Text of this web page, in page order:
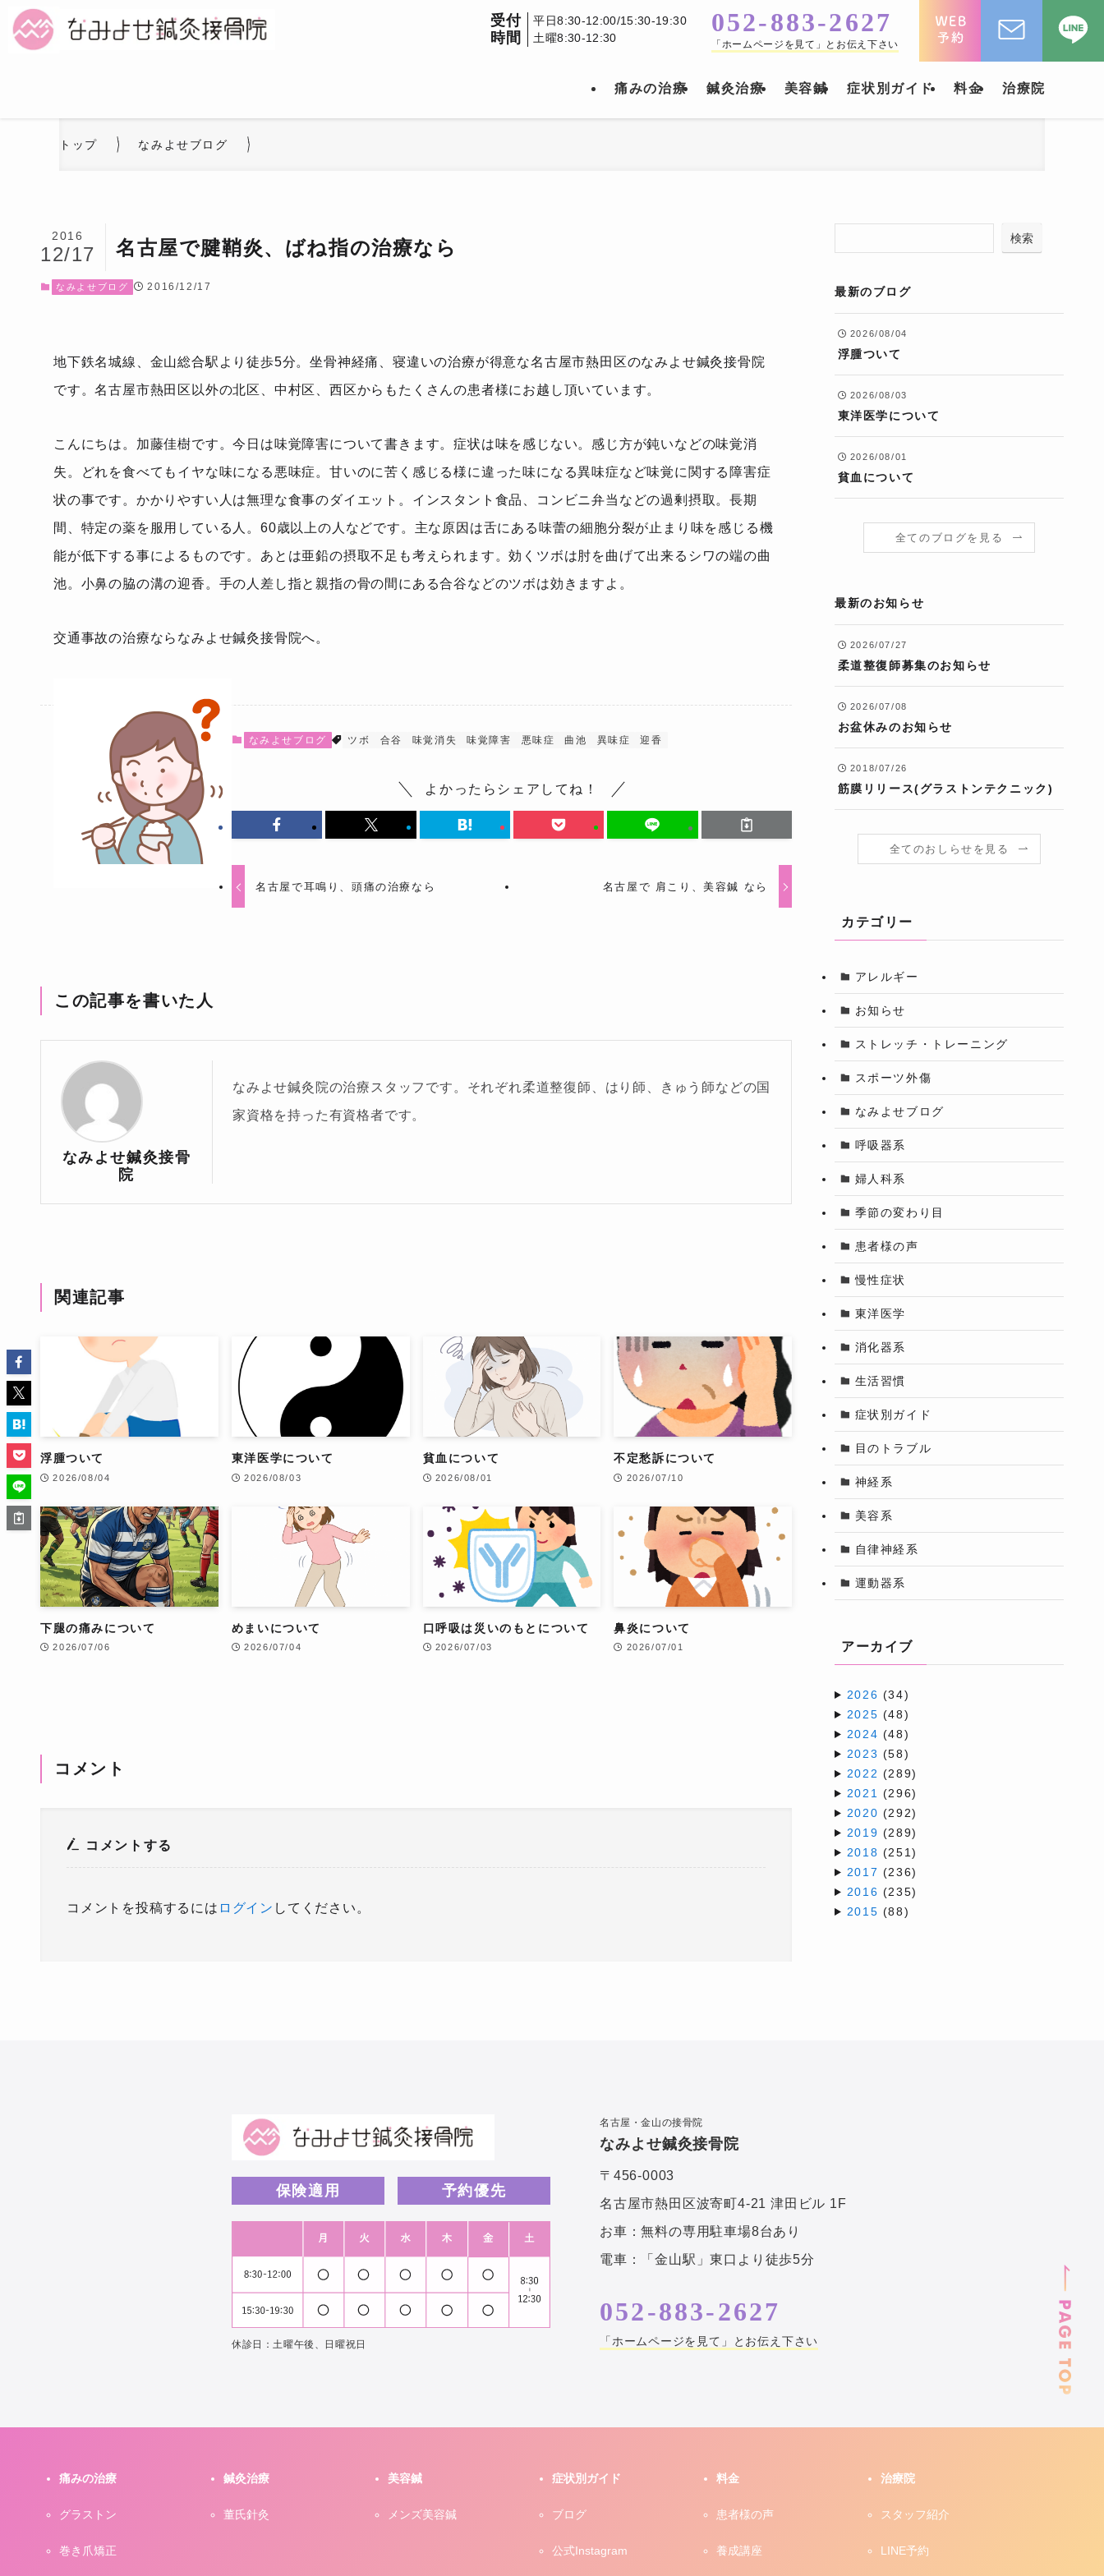
受付
時間
平日8:30-12:00/15:30-19:30
土曜8:30-12:30
052-883-2627
「ホームページを見て」とお伝え下さい
痛みの治療 鍼灸治療 美容鍼 症状別ガイド 料金 治療院
トップ なみよせブログ
名古屋で腱鞘炎、ばね指の治療なら
2016
12/17
なみよせブログ 2016/12/17
地下鉄名城線、金山総合駅より徒歩5分。坐骨神経痛、寝違いの治療が得意な名古屋市熱田区のなみよせ鍼灸接骨院
です。名古屋市熱田区以外の北区、中村区、西区からもたくさんの患者様にお越し頂いています。
こんにちは。加藤佳樹です。今日は味覚障害について書きます。症状は味を感じない。感じ方が鈍いなどの味覚消
失。どれを食べてもイヤな味になる悪味症。甘いのに苦く感じる様に違った味になる異味症など味覚に関する障害症
状の事です。かかりやすい人は無理な食事のダイエット。インスタント食品、コンビニ弁当などの過剰摂取。長期
間、特定の薬を服用している人。60歳以上の人などです。主な原因は舌にある味蕾の細胞分裂が止まり味を感じる機
能が低下する事によるものです。あとは亜鉛の摂取不足も考えられます。効くツボは肘を曲げて出来るシワの端の曲
池。小鼻の脇の溝の迎香。手の人差し指と親指の骨の間にある合谷などのツボは効きますよ。
交通事故の治療ならなみよせ鍼灸接骨院へ。
なみよせブログ ツボ 合谷 味覚消失 味覚障害 悪味症 曲池 異味症 迎香
よかったらシェアしてね！
名古屋で耳鳴り、頭痛の治療なら 名古屋で 肩こり、美容鍼 なら
この記事を書いた人
なみよせ鍼灸接骨
院
なみよせ鍼灸院の治療スタッフです。それぞれ柔道整復師、はり師、きゅう師などの国
家資格を持った有資格者です。
関連記事
浮腫ついて
2026/08/04
東洋医学について
2026/08/03
貧血について
2026/08/01
不定愁訴について
2026/07/10
下腿の痛みについて
2026/07/06
めまいについて
2026/07/04
口呼吸は災いのもとについて
2026/07/03
鼻炎について
2026/07/01
コメント
コメントする
コメントを投稿するには ログイン してください。
検索
最新のブログ
2026/08/04
浮腫ついて
2026/08/03
東洋医学について
2026/08/01
貧血について
全てのブログを見る
最新のお知らせ
2026/07/27
柔道整復師募集のお知らせ
2026/07/08
お盆休みのお知らせ
2018/07/26
筋膜リリース(グラストンテクニック)
全てのおしらせを見る
カテゴリー
アレルギー
お知らせ
ストレッチ・トレーニング
スポーツ外傷
なみよせブログ
呼吸器系
婦人科系
季節の変わり目
患者様の声
慢性症状
東洋医学
消化器系
生活習慣
症状別ガイド
目のトラブル
神経系
美容系
自律神経系
運動器系
アーカイブ
2026 (34)
2025 (48)
2024 (48)
2023 (58)
2022 (289)
2021
(296)
2020 (292)
2019 (289)
2018 (251)
2017 (236)
2016 (235)
2015 (88)
保険適用 予約優先
休診日：土曜午後、日曜祝日
名古屋・金山の接骨院
なみよせ鍼灸接骨院
〒456-0003
名古屋市熱田区波寄町4-21 津田ビル 1F
お車：無料の専用駐車場8台あり
電車：「金山駅」東口より徒歩5分
052-883-2627
「ホームページを見て」とお伝え下さい
痛みの治療
グラストン
巻き爪矯正
鍼灸治療
董氏針灸
美容鍼
メンズ美容鍼
症状別ガイド
ブログ
公式Instagram
料金
患者様の声
養成講座
治療院
スタッフ紹介
LINE予約